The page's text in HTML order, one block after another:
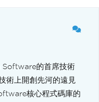
的首席技術
術上開創先河的遠見
核心程式碼庫的